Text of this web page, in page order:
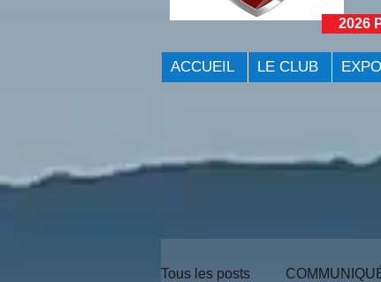
2026
ACCUEIL LE CLUB EXPO
Tous les posts